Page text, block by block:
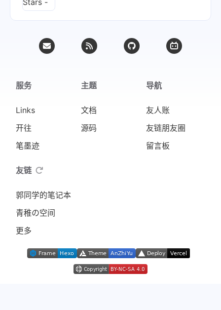
服务
Links
开往
笔墨迹
主题
文档
源码
导航
友人账
友链朋友圈
留言板
友链
郭同学的笔记本
青稚の空间
更多